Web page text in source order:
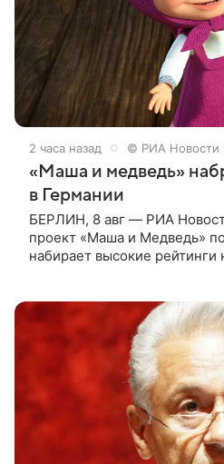
2 часа назад © РИА Новости
«Маша и медведь»
в Германии
БЕРЛИН, 8 авг — РИА
проект «Маша и Медведь»
набирает высокие рейтинги